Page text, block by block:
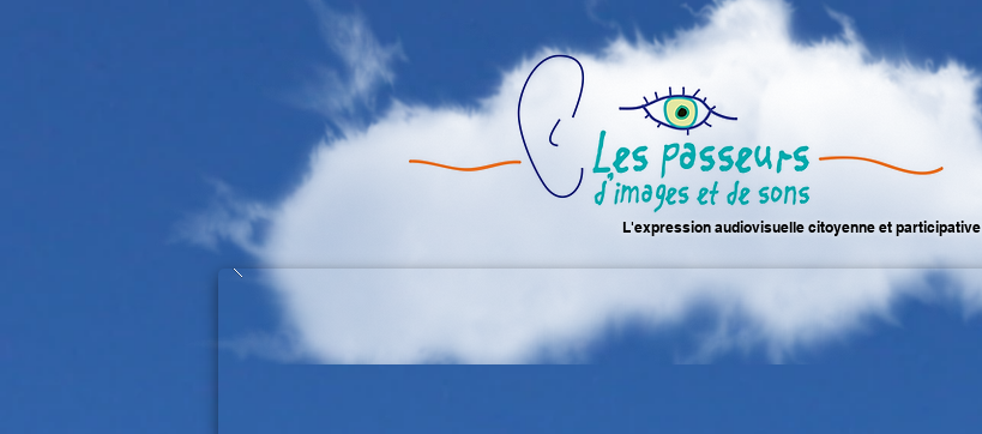
L'expression audiovisuelle citoyenne et participative